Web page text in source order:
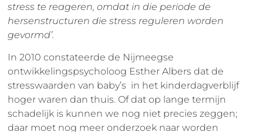
stress te reageren, omdat in die periode de
hersenstructuren die stress reguleren worden
gevormd’.
In 2010 constateerde de Nijmeegse
ontwikkelingspsycholoog Esther Albers dat de
stresswaarden van baby’s in het kinderdagverblijf
hoger waren dan thuis. Of dat op lange termijn
schadelijk is kunnen we nog niet precies zeggen;
daar moet nog meer onderzoek naar worden